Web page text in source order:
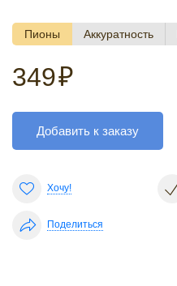
Пионы Аккуратность
349₽
Добавить к заказу
Хочу!
Поделиться